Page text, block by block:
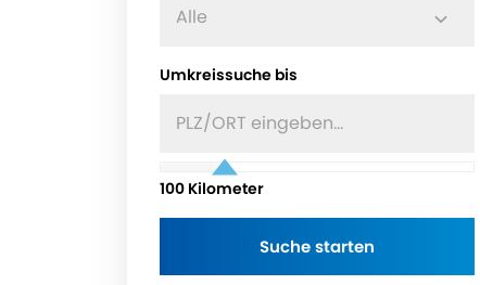
Alle
Umkreissuche bis
100 Kilometer